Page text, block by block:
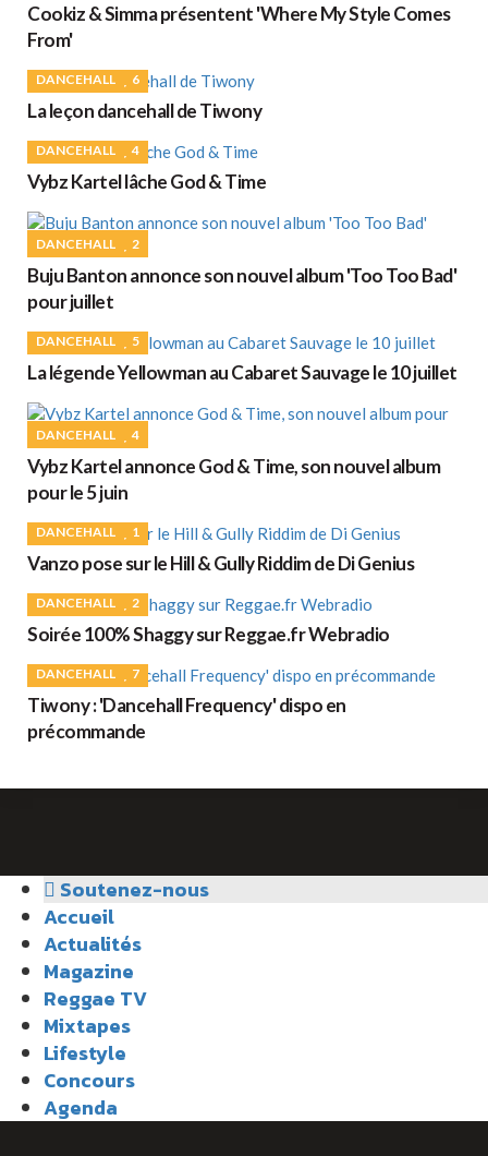
Cookiz & Simma présentent 'Where My Style Comes
From'
DANCEHALL 6
La leçon dancehall de Tiwony
DANCEHALL 4
Vybz Kartel lâche God & Time
DANCEHALL 2
Buju Banton annonce son nouvel album 'Too Too Bad'
pour juillet
DANCEHALL 5
La légende Yellowman au Cabaret Sauvage le 10 juillet
DANCEHALL 4
Vybz Kartel annonce God & Time, son nouvel album
pour le 5 juin
DANCEHALL 1
Vanzo pose sur le Hill & Gully Riddim de Di Genius
DANCEHALL 2
Soirée 100% Shaggy sur Reggae.fr Webradio
DANCEHALL 7
Tiwony : 'Dancehall Frequency' dispo en
précommande
Soutenez-nous
Accueil
Actualités
Magazine
Reggae TV
Mixtapes
Lifestyle
Concours
Agenda